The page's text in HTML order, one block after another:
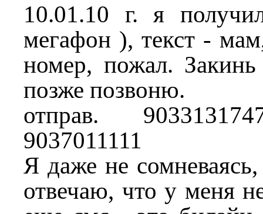
10.01.10 г. я
мегафон ), текст -
номер, пожал.
позже позвоню.
отправ.
9037011111
Я даже не
отвечаю, что у меня